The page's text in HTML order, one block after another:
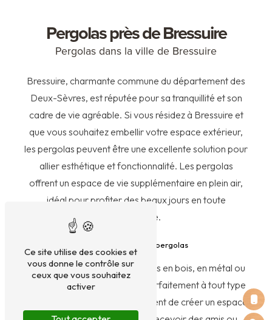
Pergolas près de Bressuire
Pergolas dans la ville de Bressuire
Bressuire, charmante commune du département des
Deux-Sèvres, est réputée pour sa tranquillité et son
cadre de vie agréable. Si vous résidez à Bressuire et
que vous souhaitez embellir votre espace extérieur,
les pergolas peuvent être une excellente solution pour
allier esthétique et fonctionnalité. Les pergolas
offrent un espace de vie supplémentaire en plein air,
idéal pour profiter des beaux jours en toute
convivialité.
Les avantages des pergolas
Les pergolas sont des structures en bois, en métal ou
en aluminium, qui s'intègrent parfaitement à tout type
d'environnement. Elles permettent de créer un espace
Ce site utilise des cookies et
vous donne le contrôle sur
ceux que vous souhaitez
activer